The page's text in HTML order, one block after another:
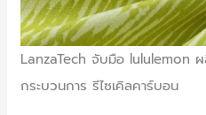
LanzaTech จับมือ lululemon
กระบวนการ รีไซเคิลคาร์บอน